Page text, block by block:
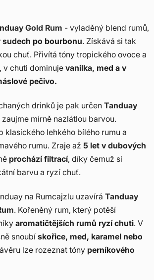
Gold Rum - vyladěný blend rumů,
sudech po bourbonu. Získává si tak
chuť. Přivítá tóny tropického ovoce a
v chuti dominuje vanilka, med a v
pečivo.
drinků je pak určen Tanduay
zaujme mírně nazlátlou barvou.
klasického lehkého bílého rumu a
rumu. Zraje až 5 let v dubových
prochází filtrací, díky čemuž si
barvu a ryzí chuť.
na Rumcajzlu uzavírá Tanduay
. Kořeněný rum, který potěší
aromatičtějších rumů ryzí chuti. V
snoubískořice, med, karamel nebo
lze rozeznat tóny perníkového